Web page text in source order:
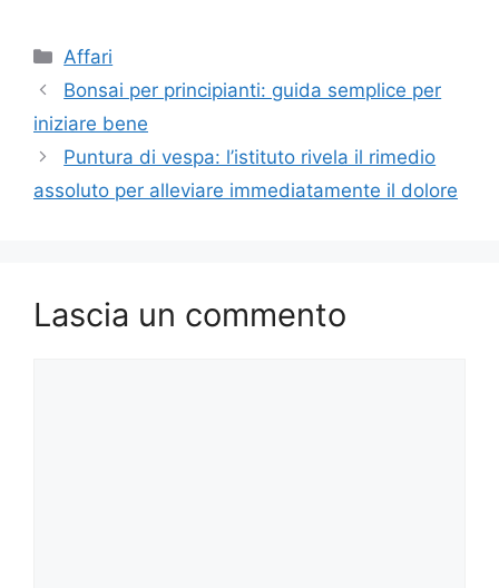
Categorie
Affari
Bonsai per principianti: guida semplice per
iniziare bene
Puntura di vespa: l’istituto rivela il rimedio
assoluto per alleviare immediatamente il dolore
Lascia un commento